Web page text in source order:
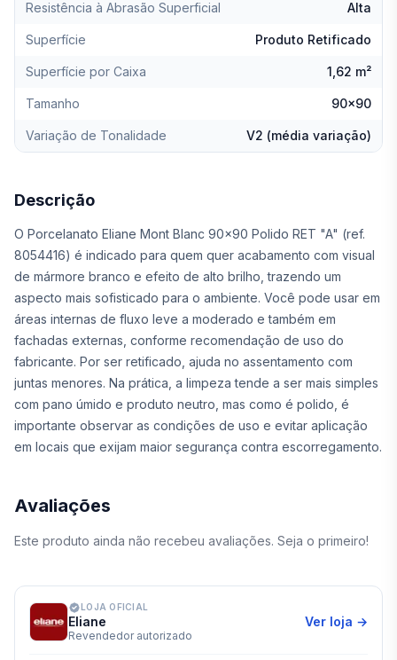
Resistência à Abrasão Superficial Alta
Superfície Produto Retificado
Superfície por Caixa 1,62 m²
Tamanho 90x90
Variação de Tonalidade V2 (média variação)
Descrição
O Porcelanato Eliane Mont Blanc 90x90 Polido RET "A" (ref.
8054416) é indicado para quem quer acabamento com visual
de mármore branco e efeito de alto brilho, trazendo um
aspecto mais sofisticado para o ambiente. Você pode usar em
áreas internas de fluxo leve a moderado e também em
fachadas externas, conforme recomendação de uso do
fabricante. Por ser retificado, ajuda no assentamento com
juntas menores. Na prática, a limpeza tende a ser mais simples
com pano úmido e produto neutro, mas como é polido, é
importante observar as condições de uso e evitar aplicação
em locais que exijam maior segurança contra escorregamento.
Avaliações
Este produto ainda não recebeu avaliações. Seja o primeiro!
LOJA OFICIAL
Eliane
Revendedor autorizado
Ver loja →